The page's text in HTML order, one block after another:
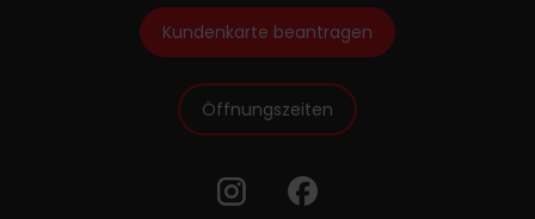
Kundenkarte beantragen
Öffnungszeiten